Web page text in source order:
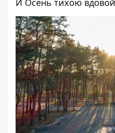
И Осень тихою вдовой